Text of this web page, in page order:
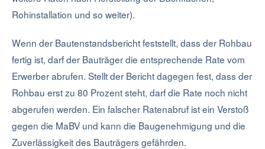
Rohinstallation und so weiter).
Wenn der Bautenstandsbericht feststellt, dass der Rohbau
fertig ist, darf der Bauträger die entsprechende Rate vom
Erwerber abrufen. Stellt der Bericht dagegen fest, dass der
Rohbau erst zu 80 Prozent steht, darf die Rate noch nicht
abgerufen werden. Ein falscher Ratenabruf ist ein Verstoß
gegen die MaBV und kann die Baugenehmigung und die
Zuverlässigkeit des Bauträgers gefährden.